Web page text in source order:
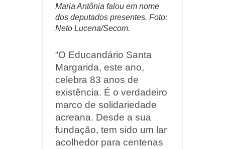
Maria Antônia falou em nome
dos deputados presentes. Foto:
Neto Lucena/Secom.
“O Educandário Santa
Margarida, este ano,
celebra 83 anos de
existência. É o verdadeiro
marco de solidariedade
acreana. Desde a sua
fundação, tem sido um lar
acolhedor para centenas